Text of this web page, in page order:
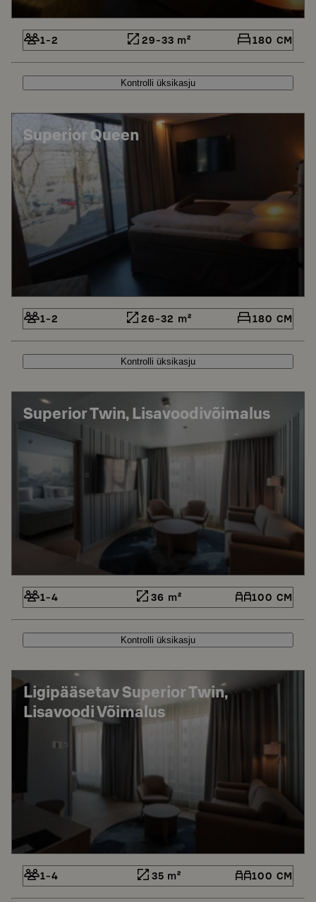
1-2 29-33 m² 180 CM
Kontrolli üksikasju
Superior Queen
1-2 26-32 m² 180 CM
Kontrolli üksikasju
Superior Twin, Lisavoodivõimalus
1-4 36 m² 100 CM
Kontrolli üksikasju
Ligipääsetav Superior Twin,
Lisavoodi Võimalus
1-4 35 m² 100 CM